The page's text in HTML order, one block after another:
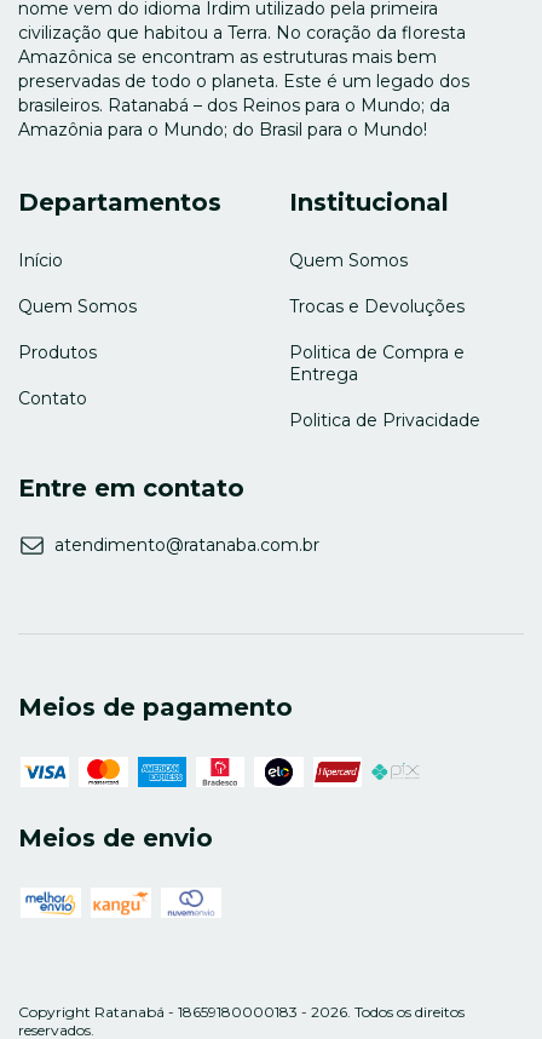
nome vem do idioma Irdim utilizado pela primeira
civilização que habitou a Terra. No coração da floresta
Amazônica se encontram as estruturas mais bem
preservadas de todo o planeta. Este é um legado dos
brasileiros. Ratanabá – dos Reinos para o Mundo; da
Amazônia para o Mundo; do Brasil para o Mundo!
Departamentos
Início
Quem Somos
Produtos
Contato
Institucional
Quem Somos
Trocas e Devoluções
Politica de Compra e
Entrega
Politica de Privacidade
Entre em contato
atendimento@ratanaba.com.br
Meios de pagamento
Meios de envio
Copyright Ratanabá - 18659180000183 - 2026. Todos os direitos
reservados.